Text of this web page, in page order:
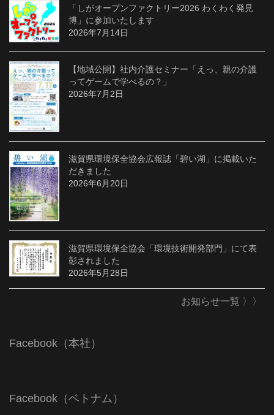
「しがオープンファクトリー2026 わくわく発見
博」に参加いたします
2026年7月14日
【地域公開】社内介護セミナー「えっ、親の介護
ってゲームで学べるの？」
2026年7月2日
滋賀県環境保全協会広報誌「碧い湖」に掲載いた
だきました
2026年6月20日
滋賀県環境保全協会「環境技術開発部門」にて表
彰されました
2026年5月28日
お知らせ一覧 〉〉
Facebook（本社）
Facebook（ベトナム）